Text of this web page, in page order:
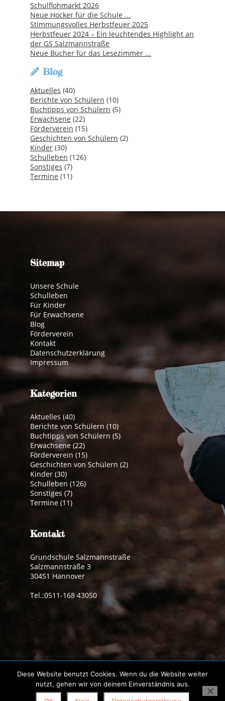
Schulflohmarkt 2026
Neue Hocker für die Schule ...
Stimmungsvolles Herbstfeuer 2025
Herbstfeuer 2024 – Ein leuchtendes Highlight an
der GS Salzmannstraße
Neue Bücher für das Lesezimmer ...
Blog
Aktuelles (40)
Berichte von Schülern (10)
Buchtipps von Schülern (5)
Erwachsene (22)
Förderverein (15)
Geschichten von Schülern (2)
Kinder (30)
Schulleben (126)
Sonstiges (7)
Termine (11)
Sitemap
Unsere Schule
Schulleben
Für Kinder
Für Erwachsene
Blog
Förderverein
Kontakt
Datenschutzerklärung
Impressum
Kategorien
Aktuelles (40)
Berichte von Schülern (10)
Buchtipps von Schülern (5)
Erwachsene (22)
Förderverein (15)
Geschichten von Schülern (2)
Kinder (30)
Schulleben (126)
Sonstiges (7)
Termine (11)
Kontakt
Grundschule Salzmannstraße
Salzmannstraße 3
30451 Hannover
Tel.:0511-168 43050
© 2019 Grundschule Salzmannstraße | made bypdh
Diese Website benutzt Cookies. Wenn du die Website weiter
nutzt, gehen wir von deinem Einverständnis aus.